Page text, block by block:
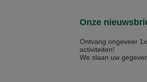
Onze
Ontvang ongeveer
activiteiten!
We slaan uw